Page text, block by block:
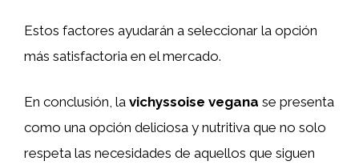
Estos factores ayudarán a seleccionar la opción
más satisfactoria en el mercado.
En conclusión, la vichyssoise vegana se presenta
como una opción deliciosa y nutritiva que no solo
respeta las necesidades de aquellos que siguen